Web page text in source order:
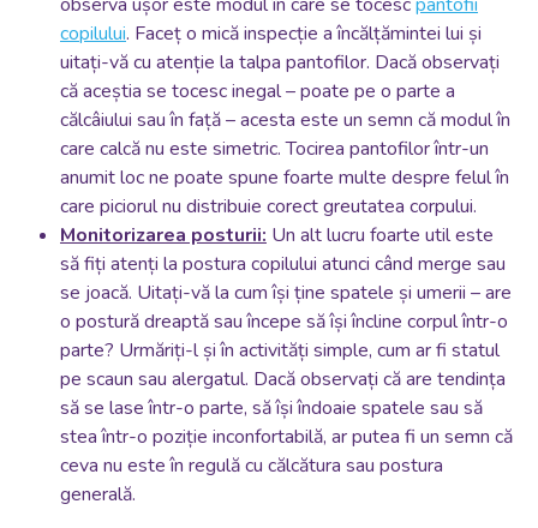
copilului. Faceț o mică inspecție a încălțămintei lui și
uitați-vă cu atenție la talpa pantofilor. Dacă observați
că aceștia se tocesc inegal – poate pe o parte a
călcâiului sau în față – acesta este un semn că modul în
care calcă nu este simetric. Tocirea pantofilor într-un
anumit loc ne poate spune foarte multe despre felul în
care piciorul nu distribuie corect greutatea corpului.
Monitorizarea posturii: Un alt lucru foarte util este
să fiți atenți la postura copilului atunci când merge sau
se joacă. Uitați-vă la cum își ține spatele și umerii – are
o postură dreaptă sau începe să își încline corpul într-o
parte? Urmăriți-l și în activități simple, cum ar fi statul
pe scaun sau alergatul. Dacă observați că are tendința
să se lase într-o parte, să își îndoaie spatele sau să
stea într-o poziție inconfortabilă, ar putea fi un semn că
ceva nu este în regulă cu călcătura sau postura
generală.